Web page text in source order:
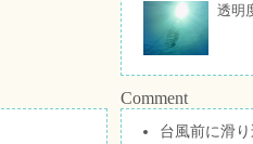
透明
Comment
台風前に滑